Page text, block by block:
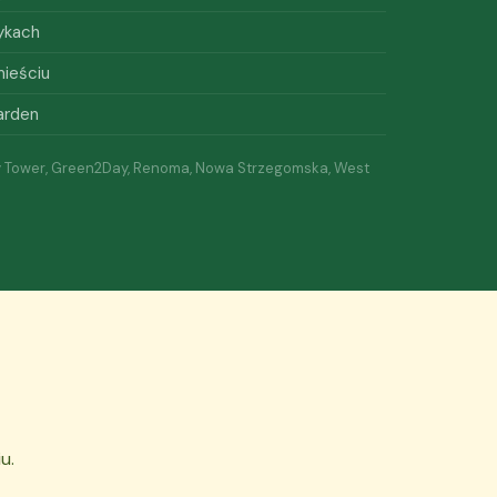
Green2Day, Renoma, Nowa Strzegomska, West